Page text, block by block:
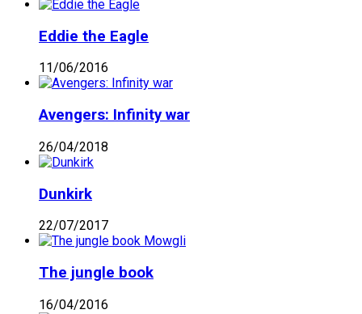
Eddie the Eagle
11/06/2016
Avengers: Infinity war
26/04/2018
Dunkirk
22/07/2017
The jungle book
16/04/2016